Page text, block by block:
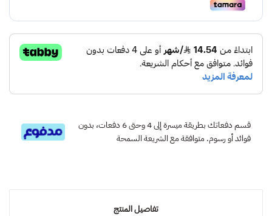
قسم دفعاتك بطريقة ميسرة إلى 4 وحتى 6 دفعات، بدون
فوائد أو رسوم. متوافقة مع الشريعة السمحة
تفاصيل المنتج